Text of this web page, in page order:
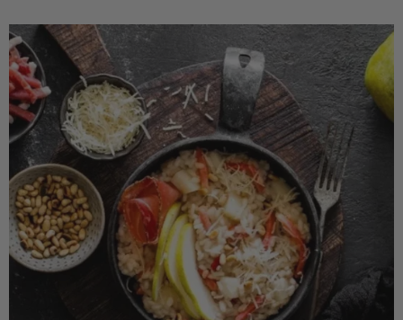
e friggere le ciambelle fino a doratura. Togliere le
ciambelle dall'olio con un cucchiaio forato e
metterle su carta da cucina...